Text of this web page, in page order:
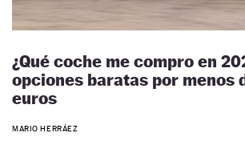
¿Qué coche me compro en
opciones baratas por menos
euros
MARIO HERRÁEZ